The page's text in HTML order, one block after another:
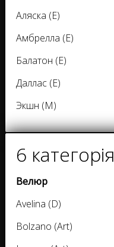
Аляска (Е)
Амбрелла (Е)
Балатон (Е)
Даллас (Е)
Экшн (М)
6 категорія
Велюр
Avelina (D)
Bolzano (Art)